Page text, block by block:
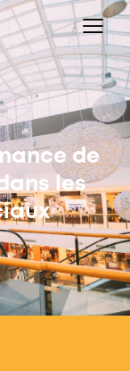
de
les